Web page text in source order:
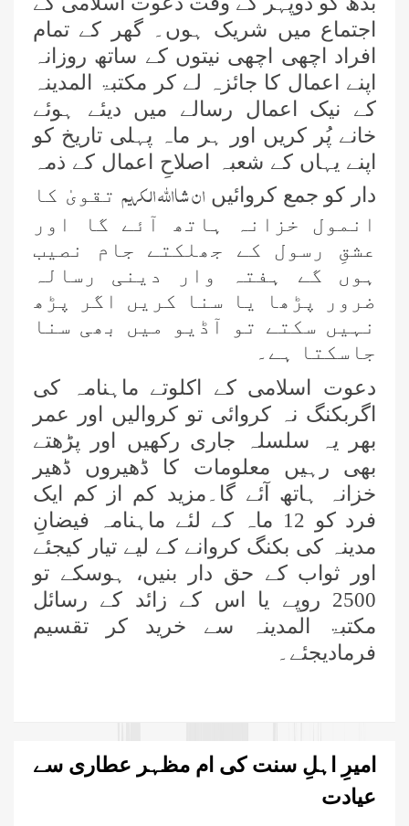
اجتماع میں شریک ہوں۔ گھر کے تمام
افراد اچھی اچھی نیتوں کے ساتھ روزانہ
اپنے اعمال کا جائزہ لے کر مکتبۃ المدینہ
کے نیک اعمال رسالے میں دیئے ہوئے
خانے پُر کریں اور ہر ماہ پہلی تاریخ کو
اپنے یہاں کے شعبہ اصلاحِ اعمال کے ذمہ
دار کو جمع کروائیں ان شااللہ الکریمتقویٰ کا
انمول خزانہ ہاتھ آئے گا اور
عشقِ رسول کے جھلکتے جام نصیب
ہوں گے ہفتہ وار دینی رسالہ
ضرور پڑھا یا سنا کریں اگر پڑھ
نہیں سکتے تو آڈیو میں بھی سنا
جاسکتا ہے۔
دعوت اسلامی کے اکلوتے ماہنامہ کی
اگربکنگ نہ کروائی تو کروالیں اور عمر
بھر یہ سلسلہ جاری رکھیں اور پڑھتے
بھی رہیں معلومات کا ڈھیروں ڈھیر
خزانہ ہاتھ آئے گا۔مزید کم از کم ایک
فرد کو 12 ماہ کے لئے ماہنامہ فیضانِ
مدینہ کی بکنگ کروانے کے لیے تیار کیجئے
اور ثواب کے حق دار بنیں، ہوسکے تو
2500 روپے یا اس کے زائد کے رسائل
مکتبۃ المدینہ سے خرید کر تقسیم
فرمادیجئے۔
امیرِ اہلِ سنت کی ام مظہر عطاری سے
عیادت